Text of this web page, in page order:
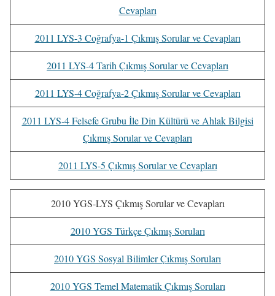
Cevapları
2011 LYS-3 Coğrafya-1 Çıkmış Sorular ve Cevapları
2011 LYS-4 Tarih Çıkmış Sorular ve Cevapları
2011 LYS-4 Coğrafya-2 Çıkmış Sorular ve Cevapları
2011 LYS-4 Felsefe Grubu İle Din Kültürü ve Ahlak Bilgisi
Çıkmış Sorular ve Cevapları
2011 LYS-5 Çıkmış Sorular ve Cevapları
2010 YGS-LYS Çıkmış Sorular ve Cevapları
2010 YGS Türkçe Çıkmış Soruları
2010 YGS Sosyal Bilimler Çıkmış Soruları
2010 YGS Temel Matematik Çıkmış Soruları